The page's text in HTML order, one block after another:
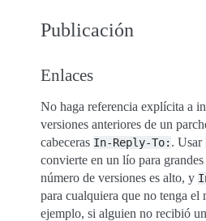
Publicación
Enlaces
No haga referencia explícita a
versiones anteriores de un
cabeceras In-Reply-To: . Usar
convierte en un lío para
número de versiones es alto, y
para cualquiera que no tenga el
ejemplo, si alguien no recibió